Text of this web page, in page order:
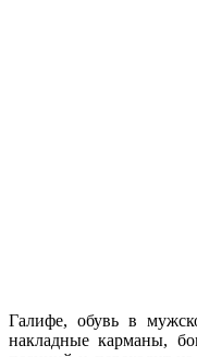
Галифе, обувь в
накладные карманы,